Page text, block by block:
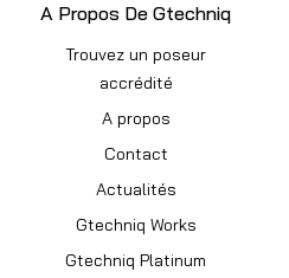
A Propos De Gtechniq
Trouvez un poseur
accrédité
A propos
Contact
Actualités
Gtechniq Works
Gtechniq Platinum